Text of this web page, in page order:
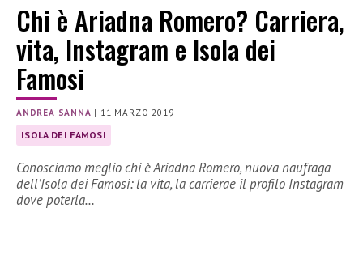
Chi è Ariadna Romero? Carriera,
vita, Instagram e Isola dei
Famosi
ANDREA SANNA | 11 MARZO 2019
ISOLA DEI FAMOSI
Conosciamo meglio chi è Ariadna Romero, nuova naufraga
dell’Isola dei Famosi: la vita, la carrierae il profilo Instagram
dove poterla…